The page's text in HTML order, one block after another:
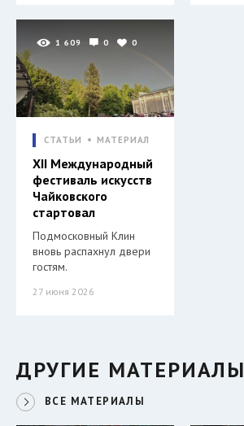
1 609 0 0
СТАТЬИ МАТЕРИАЛ
XII Международный
фестиваль искусств
Чайковского
стартовал
Подмосковный Клин
вновь распахнул двери
гостям.
27 июня 2026
ДРУГИЕ МАТЕРИАЛЫ
ВСЕ МАТЕРИАЛЫ